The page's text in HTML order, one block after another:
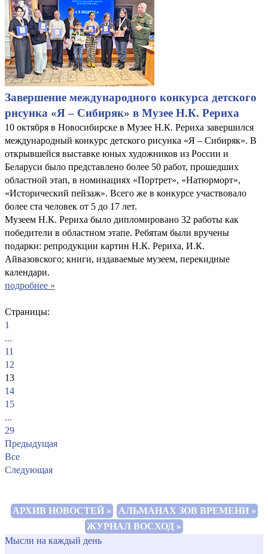
Завершение международного конкурса детского
рисунка «Я – Сибиряк» в Музее Н.К. Рериха
10 октября в Новосибирске в Музее Н.К. Рериха завершился
международный конкурс детского рисунка «Я – Сибиряк». В
открывшейся выставке юных художников из России и
Беларуси было представлено более 50 работ, прошедших
областной этап, в номинациях «Портрет», «Натюрморт»,
«Исторический пейзаж». Всего же в конкурсе участвовало
более ста человек от 5 до 17 лет.
Музеем Н.К. Рериха было дипломировано 32 работы как
победители в областном этапе. Ребятам были вручены
подарки: репродукции картин Н.К. Рериха, И.К.
Айвазовского; книги, издаваемые музеем, перекидные
календари.
подробнее »
Страницы:
1
...
11
12
13
14
15
...
29
Предыдущая
Все
Следующая
АРХИВ НОВОСТЕЙ »
АЛЬМАНАХ ЗОВ ВРЕМЕНИ »
ЖУРНАЛ ВОСХОД »
Мысли на каждый день